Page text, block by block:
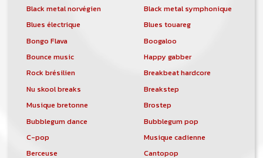
Black metal norvégien
Black metal symphonique
Blues électrique
Blues touareg
Bongo Flava
Boogaloo
Bounce music
Happy gabber
Rock brésilien
Breakbeat hardcore
Nu skool breaks
Breakstep
Musique bretonne
Brostep
Bubblegum dance
Bubblegum pop
C-pop
Musique cadienne
Berceuse
Cantopop